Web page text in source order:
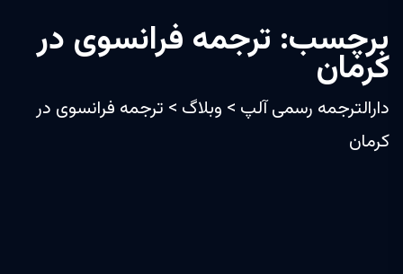
برچسب: ترجمه فرانسوی در
کرمان
دارالترجمه رسمی آلپ > وبلاگ > ترجمه فرانسوی در
کرمان